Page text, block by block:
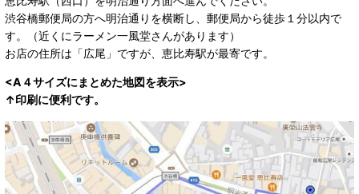
渋谷橋郵便局の方へ明治通りを横断し、郵便局から徒歩１分以内で
す。（近くにラーメン一風堂さんがあります）
お店の住所は「広尾」ですが、恵比寿駅が最寄です。
<A４サイズにまとめた地図を表示>
↑印刷に便利です。